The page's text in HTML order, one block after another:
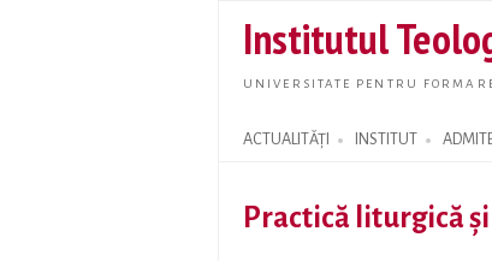
Institutul
UNIVERSITATE PENTRU
ACTUALITĂȚI INSTITUT
Search form
Practică liturgică